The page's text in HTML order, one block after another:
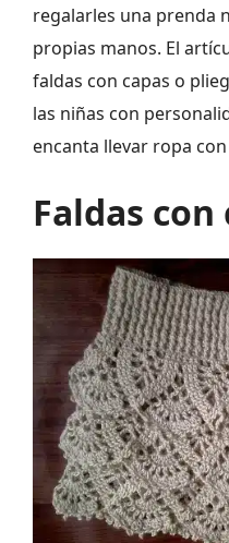
regalarles una prenda
propias manos. El
faldas con capas o
las niñas con
encanta llevar ropa
Faldas con